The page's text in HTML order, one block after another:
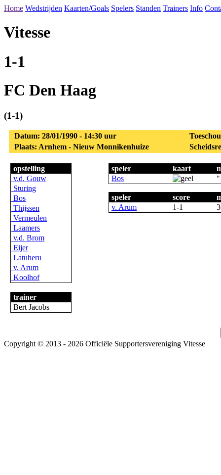
Home Wedstrijden Kaarten/Goals Spelers Standen Trainers Info
Vitesse
1-1
FC Den Haag
(1-1)
Datum: 28/01/1990 - 14:30 uur
Plaats: Arnhem - Nieuw Monnikenhuize
opstelling
v.d. Gouw
Sturing
Bos
Thijssen
Vermeulen
Laamers
v.d. Brom
Eijer
Latuheru
v. Arum
Koolhof
trainer
Bert Jacobs
speler kaart
Bos
"
speler score
v. Arum
1-1
Copyright © 2013 - 2026 Officiële Supportersvereniging Vitesse